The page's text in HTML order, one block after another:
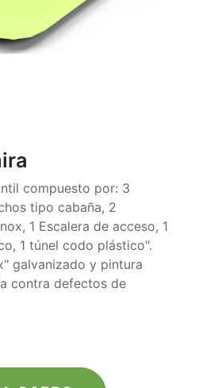
compuesto por: 3
tipo cabaña, 2
1 Escalera de acceso, 1
1 túnel codo plástico".
galvanizado y pintura
contra defectos de